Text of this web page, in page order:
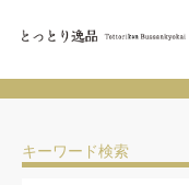
キーワード検索